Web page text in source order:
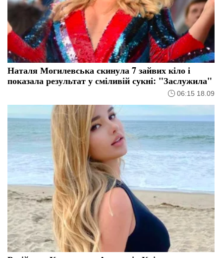
Наталя Могилевська скинула 7 зайвих кіло і
показала результат у сміливій сукні: "Заслужила"
06:15 18.09